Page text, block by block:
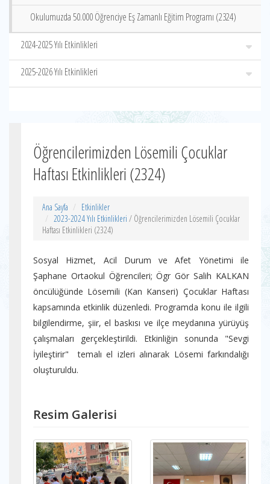
Okulumuzda 50.000 Öğrenciye Eş Zamanlı Eğitim Programı (2324)
2024-2025 Yılı Etkinlikleri
2025-2026 Yılı Etkinlikleri
Öğrencilerimizden Lösemili Çocuklar
Haftası Etkinlikleri (2324)
Ana Sayfa
Etkinlikler
2023-2024 Yılı Etkinlikleri / Öğrencilerimizden Lösemili Çocuklar
Haftası Etkinlikleri (2324)
Sosyal Hizmet, Acil Durum ve Afet Yönetimi ile
Şaphane Ortaokul Öğrencileri; Ögr Gör Salih KALKAN
öncülüğünde Lösemili (Kan Kanseri) Çocuklar Haftası
kapsamında etkinlik düzenledi. Programda konu ile ilgili
bilgilendirme, şiir, el baskısı ve ilçe meydanına yürüyüş
çalışmaları gerçekleştirildi. Etkinliğin sonunda "Sevgi
İyileştirir" temalı el izleri alınarak Lösemi farkındalığı
oluşturuldu.
Resim Galerisi